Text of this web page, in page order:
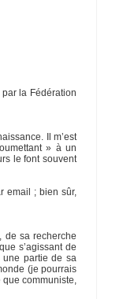
la Fédération
Il m’est
» à un
le font souvent
email ; bien sûr,
de sa recherche
s’agissant de
une partie de sa
(je pourrais
que communiste,